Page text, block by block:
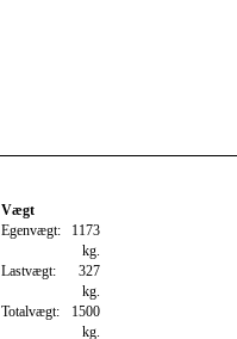
Vægt
Egenvægt: 1173
kg.
Lastvægt:
327
kg.
Totalvægt:
1500
kg.